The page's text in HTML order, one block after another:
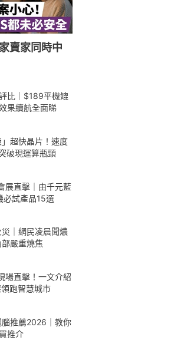
賣家同時中
比｜$189平機媲
果續航全面睇
超快晶片！速度
破現運算瓶頸
展直擊｜由千元藍
必試產品15選
｜網民凌晨聞燶
嚴重燒焦
場直擊！一文介紹
跑智慧城市
推薦2026｜教你
推介